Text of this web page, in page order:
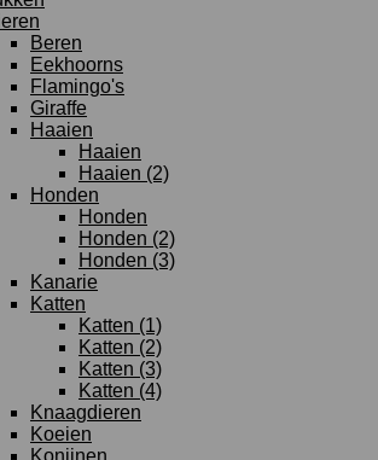
Beren
Eekhoorns
Flamingo's
Giraffe
Haaien
Haaien
Haaien (2)
Honden
Honden
Honden (2)
Honden (3)
Kanarie
Katten
Katten (1)
Katten (2)
Katten (3)
Katten (4)
Knaagdieren
Koeien
Konijnen